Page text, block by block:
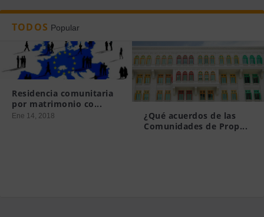
TODOS Popular
Residencia comunitaria
por matrimonio co...
Ene 14, 2018
¿Qué acuerdos de las
Comunidades de Prop...